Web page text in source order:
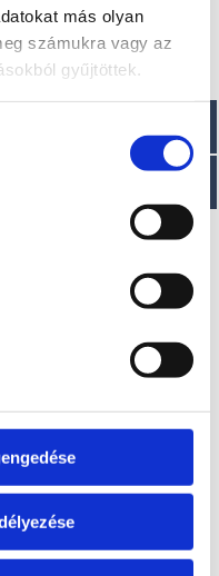
más olyan
számukra vagy az
gyűjtöttek.